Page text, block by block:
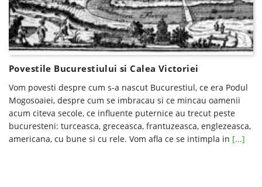
Povestile Bucurestiului si Calea Victoriei
Vom povesti despre cum s-a nascut Bucurestiul, ce era Podul
Mogosoaiei, despre cum se imbracau si ce mincau oamenii
acum citeva secole, ce influente puternice au trecut peste
bucuresteni: turceasca, greceasca, frantuzeasca, englezeasca,
americana, cu bune si cu rele. Vom afla ce se intimpla in [...]